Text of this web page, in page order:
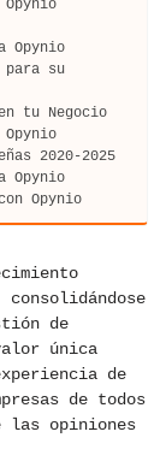
Opynio
para su
tu Negocio
2020-2025
Opynio
Opynio
de
única
de
de todos
las opiniones